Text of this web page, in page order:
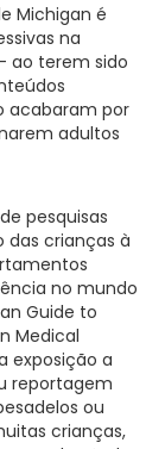
Michigan é
na
ao terem sido
acabaram por
adultos
pesquisas
crianças à
no mundo
Guide to
Medical
exposição a
reportagem
ou
crianças,